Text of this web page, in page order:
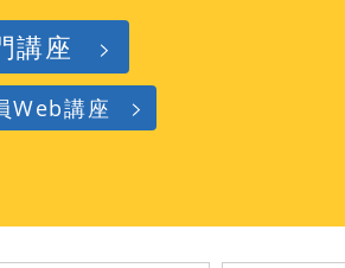
講座
Web講座